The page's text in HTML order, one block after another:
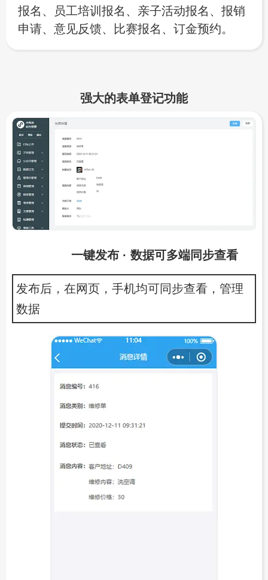
报名、员工培训报名、亲子活动报名、报销
申请、意见反馈、比赛报名、订金预约。
强大的表单登记功能
一键发布 · 数据可多端同步查看
发布后，在网页，手机均可同步查看，管理
数据